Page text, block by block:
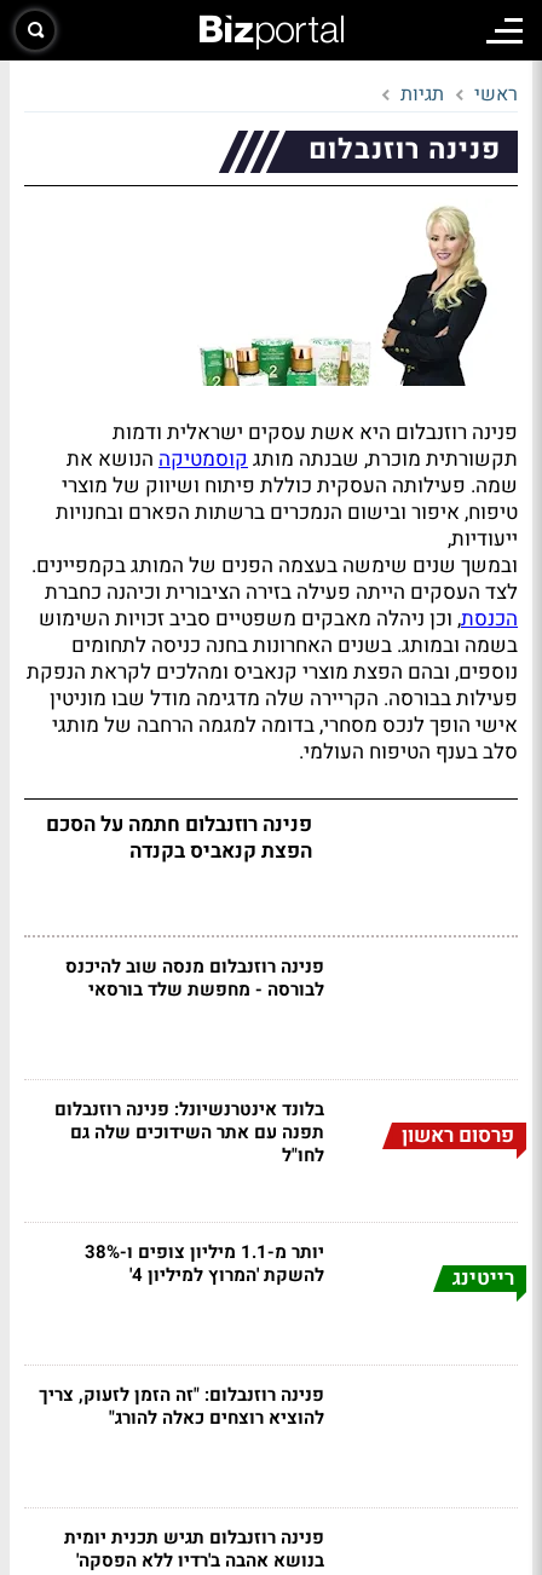
ראשי תגיות
פנינה רוזנבלום
פנינה רוזנבלום היא אשת עסקים ישראלית ודמות
תקשורתית מוכרת, שבנתה מותגקוסמטיקה הנושא את
שמה. פעילותה העסקית כוללת פיתוח ושיווק של מוצרי
טיפוח, איפור ובישום הנמכרים ברשתות הפארם ובחנויות
ייעודיות,
ובמשך שנים שימשה בעצמה הפנים של המותג בקמפיינים.
לצד העסקים הייתה פעילה בזירה הציבורית וכיהנה כחברת
הכנסת, וכן ניהלה מאבקים משפטיים סביב זכויות השימוש
בשמה ובמותג. בשנים האחרונות בחנה כניסה לתחומים
נוספים, ובהם הפצת מוצרי קנאביס ומהלכים לקראת הנפקת
פעילות בבורסה. הקריירה שלה מדגימה מודל שבו מוניטין
אישי הופך לנכס מסחרי, בדומה למגמה הרחבה של מותגי
סלב בענף הטיפוח העולמי.
פנינה רוזנבלום חתמה על הסכם
הפצת קנאביס בקנדה
פנינה רוזנבלום מנסה שוב להיכנס
לבורסה - מחפשת שלד בורסאי
פרסום ראשון
בלונד אינטרנשיונל: פנינה רוזנבלום
תפנה עם אתר השידוכים שלה גם
לחו"ל
רייטינג
יותר מ-1.1 מיליון צופים ו-38%
להשקת 'המרוץ למיליון 4'
פנינה רוזנבלום: "זה הזמן לזעוק, צריך
להוציא רוצחים כאלה להורג"
פנינה רוזנבלום תגיש תכנית יומית
בנושא אהבה ב'רדיו ללא הפסקה'